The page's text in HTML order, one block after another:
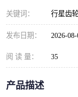
关键词： 行星齿
发布日期： 2026-
阅 读 量： 35
产品描述